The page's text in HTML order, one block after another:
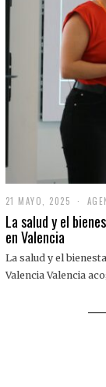
21 MAYO, 2025
1
M
O
,
La salud y el
en Valencia
La salud y el
Valencia Valencia